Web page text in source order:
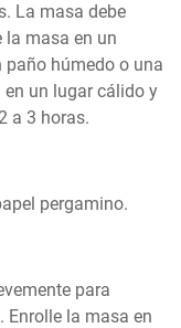
La masa debe
la masa en un
paño húmedo o una
un lugar cálido y
a 3 horas.
pergamino.
para
la masa en